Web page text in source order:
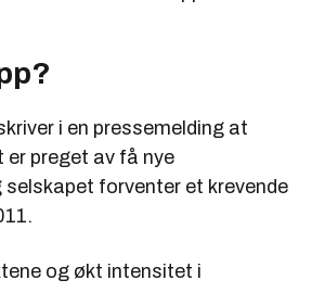
i en pressemelding at
preget av få nye
selskapet forventer et krevende
og økt intensitet i